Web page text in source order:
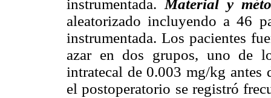
instrumentada. Material y
aleatorizado incluyendo a 46
instrumentada. Los pacientes
azar en dos grupos, uno de
intratecal de 0.003 mg/kg
el postoperatorio se registró